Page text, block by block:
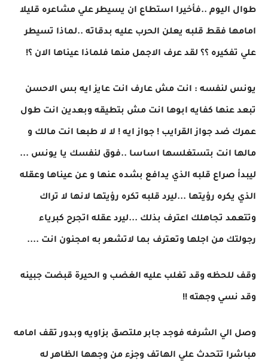
طوال اليوم ..فأخيرا استطاع ان يسيطر علي مشاعره قليلا
امامها فقط قلبه يعلن الحرب عليه بدقاته ..لماذا تسيطر
علي تفكيره ؟؟ لقد عرف الاجمل منها فلماذا عيناها الان ؟!
يونس لنفسه : انت مش عارف انت عايز ايه بس الاحسن
تبعد عنها كفايه ابوها انت مش بتطيقه وبعدين انت طول
عمرك ضد جواز القرايب ! جواز ايه ! لا لا طبعا انت مالك و
مالها انت بتستغلسها اساسا ..فوق لنفسك يا يونس ...
ليبدأ صراع قلبه الذي يدافع بشده عنها و عن عيناها وعقله
الذي يكره رؤيتها ...ليرد قلبه تكره رؤيتها لانها لا تراك
وتتعمد تجاهلك اعترف بذلك ...ليرد عقله اتجرح كبرياء
رجولتك من اجلها وتعترف بما لاتشعر به امجنون انت ....
وقف للحظه وقد تغلب عليه الغضب و الحيرة قبضت جبينه
وقد نسي وجهته !!
وصل الي الشرفه فوجد جابر ملتصق بزاويه وبدور تقف امامه
مباشرا تتحدث علي الهاتف وجزء من وجهها الظاهر له